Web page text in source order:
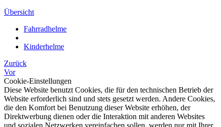
Übersicht
Fahrradhelme
Kinderhelme
Zurück
Vor
Cookie-Einstellungen
Diese Website benutzt Cookies, die für den technischen Betrieb der
Website erforderlich sind und stets gesetzt werden. Andere Cookies,
die den Komfort bei Benutzung dieser Website erhöhen, der
Direktwerbung dienen oder die Interaktion mit anderen Websites
und sozialen Netzwerken vereinfachen sollen, werden nur mit Ihrer